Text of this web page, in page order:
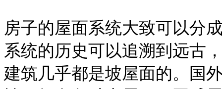
房子的屋面系统大致可以分
系统的历史可以追溯到远古
建筑几乎都是坡屋面的。国